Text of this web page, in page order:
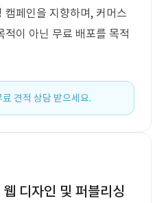
캠페인을 지향하며, 커머스
적이 아닌 무료 배포를 목적
견적 상담 받으세요.
디자인 및 퍼블리싱